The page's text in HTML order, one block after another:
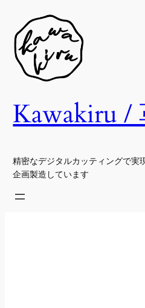
を
プKawakiru /
精密なデジタルカッティングで実
企画製造しています